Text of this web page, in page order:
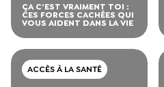
ÇA C’EST VRAIMENT TOI :
CES FORCES CACHÉES QUI
VOUS AIDENT DANS LA VIE
ACCÈS À LA SANTÉ